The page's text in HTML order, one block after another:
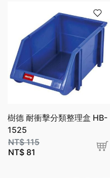
樹德 耐衝擊分類整理盒 HB-
1525
NT$115
NT$ 81